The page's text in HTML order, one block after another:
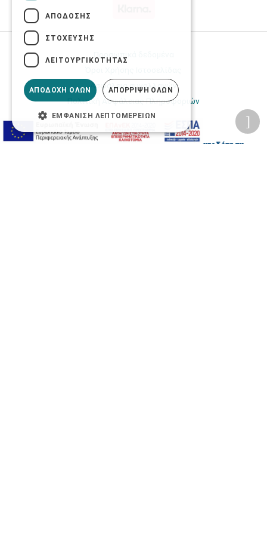
Ασφάλεια συναλλαγών
Πολιτική Ασφάλειας Πληροφοριών
ΑΠΌΔΟΣΗΣ
ΣΤΌΧΕΥΣΗΣ
ΛΕΙΤΟΥΡΓΙΚΌΤΗΤΑΣ
ΑΠΟΔΟΧΉ ΌΛΩΝ ΑΠΌΡΡΙΨΗ ΌΛΩΝ
ΕΜΦΆΝΙΣΗ ΛΕΠΤΟΜΕΡΕΙΏΝ